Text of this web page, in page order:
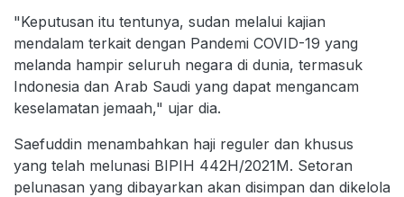
"Keputusan itu tentunya, sudan melalui kajian
mendalam terkait dengan Pandemi COVID-19 yang
melanda hampir seluruh negara di dunia, termasuk
Indonesia dan Arab Saudi yang dapat mengancam
keselamatan jemaah," ujar dia.
Saefuddin menambahkan haji reguler dan khusus
yang telah melunasi BIPIH 442H/2021M. Setoran
pelunasan yang dibayarkan akan disimpan dan dikelola